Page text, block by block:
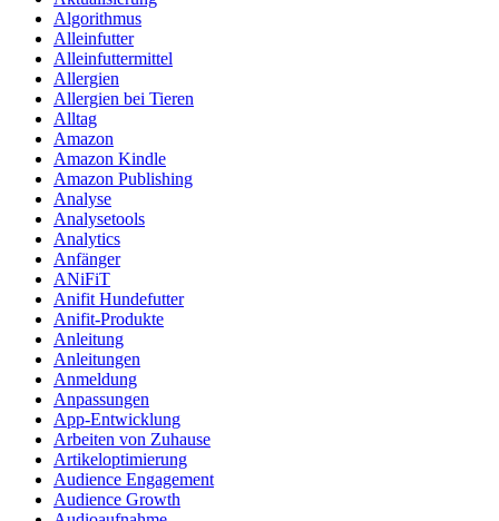
Algorithmus
Alleinfutter
Alleinfuttermittel
Allergien
Allergien bei Tieren
Alltag
Amazon
Amazon Kindle
Amazon Publishing
Analyse
Analysetools
Analytics
Anfänger
ANiFiT
Anifit Hundefutter
Anifit-Produkte
Anleitung
Anleitungen
Anmeldung
Anpassungen
App-Entwicklung
Arbeiten von Zuhause
Artikeloptimierung
Audience Engagement
Audience Growth